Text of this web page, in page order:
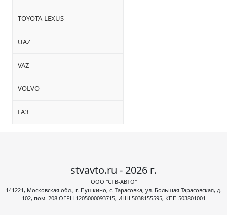
TOYOTA-LEXUS
UAZ
VAZ
VOLVO
ГАЗ
stvavto.ru - 2026 г.
ООО "СТВ-АВТО"
141221, Московская обл., г. Пушкино, с. Тарасовка, ул. Большая Тарасовская, д.
102, пом. 208 ОГРН 1205000093715, ИНН 5038155595, КПП 503801001